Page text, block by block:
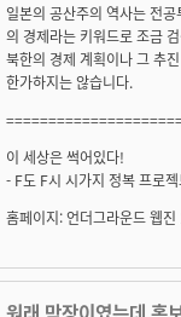
일본의 공산주의 역사는 전
의 경제라는 키워드로 조금
북한의 경제 계획이나 그 추
한가하지는 않습니다.
이 세상은 썩어있다!
- F도 F시 시가지 정복 프로
홈페이지: 언더그라운드 웹